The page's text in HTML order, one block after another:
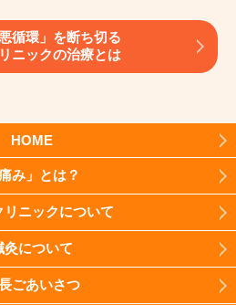
循環」を断ち切る
ニックの治療とは
HOME
痛み」とは？
リニックについて
灸について
ごあいさつ